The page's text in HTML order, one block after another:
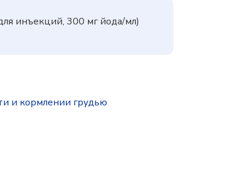
инъекций, 300 мг йода/мл)
и кормлении грудью